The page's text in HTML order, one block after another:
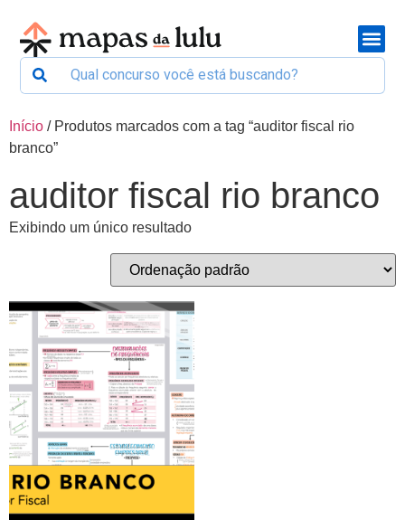
Início / Produtos marcados com a tag “auditor fiscal rio
branco”
auditor fiscal rio branco
Exibindo um único resultado